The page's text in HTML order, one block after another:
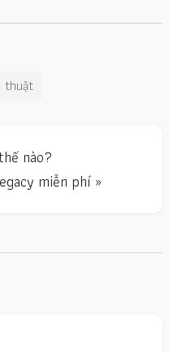
thuật
nào?
miễn phí »